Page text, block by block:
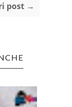
post →